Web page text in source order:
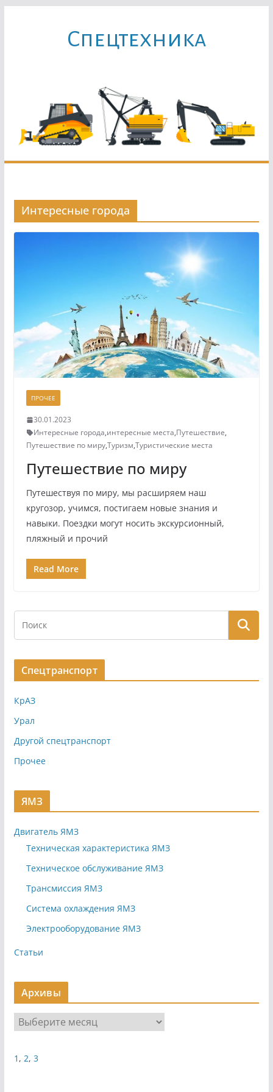
содержимомуCпецтехника
Интересные города
ПРОЧЕЕ
30.01.2023
Интересные города,интересные места,Путешествие,
Путешествие по миру,Туризм,Туристические места
Путешествие по миру
Путешествуя по миру, мы расширяем наш
кругозор, учимся, постигаем новые знания и
навыки. Поездки могут носить экскурсионный,
пляжный и прочий
Read More
Спецтранспорт
КрАЗ
Урал
Другой спецтранспорт
Прочее
ЯМЗ
Двигатель ЯМЗ
Техническая характеристика ЯМЗ
Техническое обслуживание ЯМЗ
Трансмиссия ЯМЗ
Система охлаждения ЯМЗ
Электрооборудование ЯМЗ
Статьи
Архивы
1 , 2, 3